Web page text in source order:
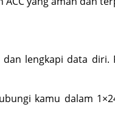
lengkapi data diri.
kamu dalam